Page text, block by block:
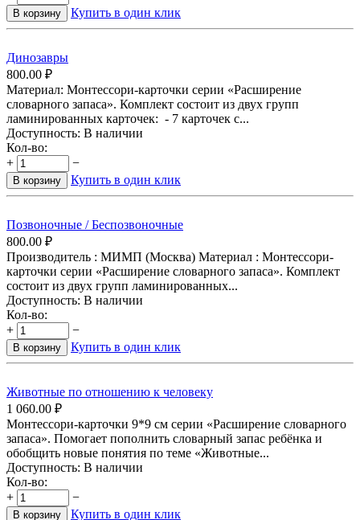
В корзину Купить в один клик
Динозавры
800.00 ₽
Материал: Монтессори-карточки серии «Расширение
словарного запаса». Комплект состоит из двух групп
ламинированных карточек: - 7 карточек с...
Доступность: В наличии
Кол-во:
+
−
В корзину Купить в один клик
Позвоночные / Беспозвоночные
800.00 ₽
Производитель : МИМП (Москва) Материал : Монтессори-
карточки серии «Расширение словарного запаса». Комплект
состоит из двух групп ламинированных...
Доступность: В наличии
Кол-во:
+
−
В корзину Купить в один клик
Животные по отношению к человеку
1 060.00 ₽
Монтессори-карточки 9*9 см серии «Расширение словарного
запаса». Помогает пополнить словарный запас ребёнка и
обобщить новые понятия по теме «Животные...
Доступность: В наличии
Кол-во:
+
−
В корзину Купить в один клик